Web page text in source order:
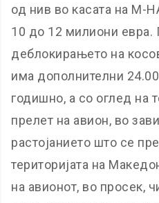
од нив во касата на М-
10 до 12 милиони евра.
деблокирањето на
има дополнителни
годишно, а со оглед на
прелет на авион, во
растојанието што се
територијата на
на авионот, во просек,